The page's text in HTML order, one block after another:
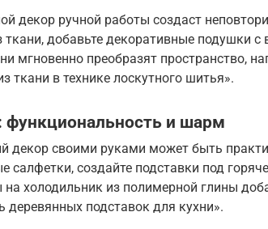
декор ручной работы создаст
ткани, добавьте декоративные подушки
мгновенно преобразят пространство,
ткани в технике лоскутного шитья».
функциональность и шарм
декор своими руками может быть
салфетки, создайте подставки под
на холодильник из полимерной глины
деревянных подставок для кухни».